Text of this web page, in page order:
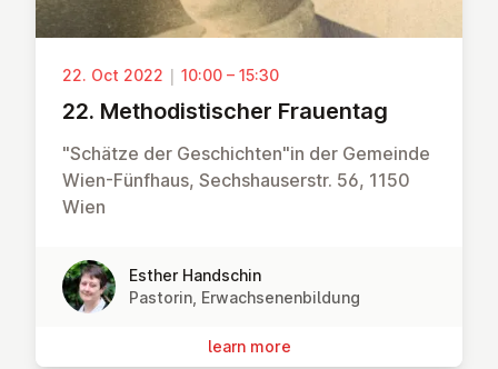
22. Oct 2022 | 10:00 – 15:30
22. Meth­od­istischer Frauentag
"Schätze der Geschichten"in der Gemeinde
Wien-Fünfhaus, Sechshauserstr. 56, 1150
Wien
Esther Handschin
Pastorin, Erwachsenenbildung
learn more